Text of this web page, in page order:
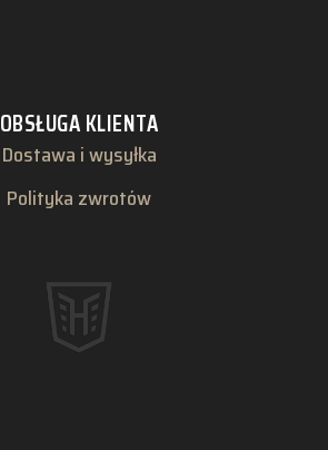
OBSŁUGA KLIENTA
Dostawa i wysyłka
Polityka zwrotów